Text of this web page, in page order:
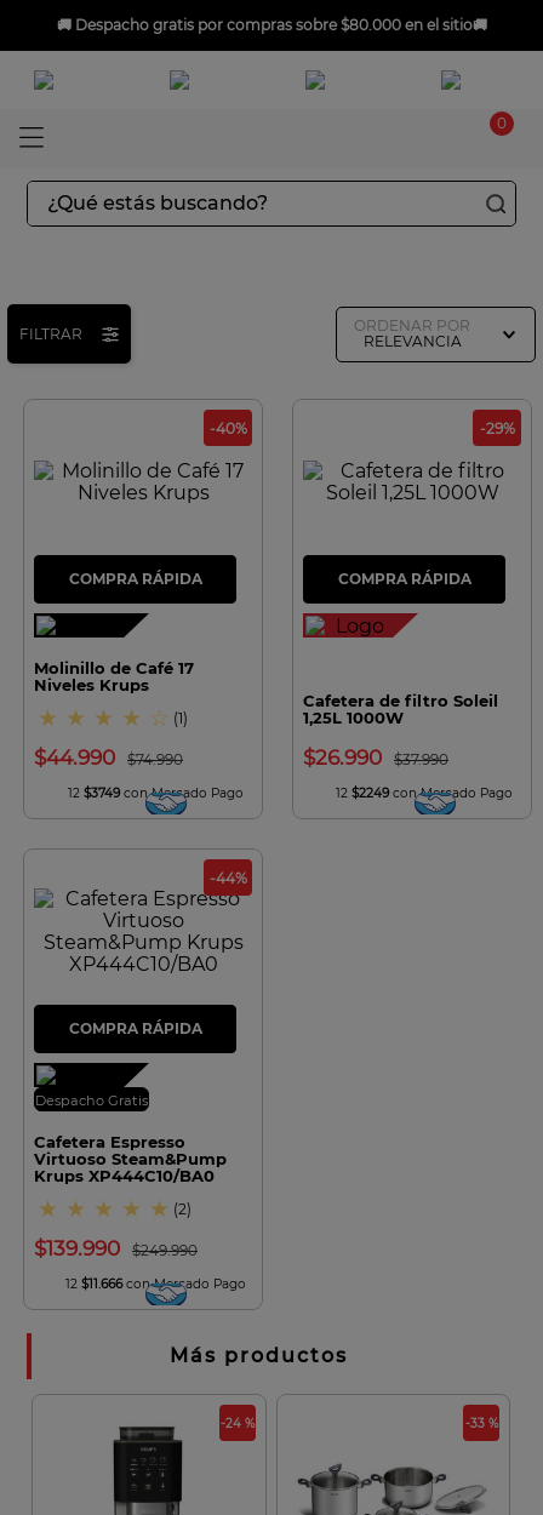
🚚 Despacho gratispor compras sobre $80.000 en el sitio🚚
0
¿Qué estás buscando?
FILTRAR
ORDENAR POR
RELEVANCIA
-40%
Molinillo de Café 17
Niveles Krups
★ ★ ★ ★ ☆ (1)
$74.990
$44.990
12 $3749 con Mercado Pago
-29%
Cafetera de filtro Soleil
1,25L 1000W
$37.990
$26.990
12 $2249 con Mercado Pago
-44%
Despacho Gratis
Cafetera Espresso
Virtuoso Steam&Pump
Krups XP444C10/BA0
★ ★ ★ ★ ★ (2)
$249.990
$139.990
12 $11.666 con Mercado Pago
Más productos
-24 % -33 %
2.
sarten
.
ollas
olla presión
bateria
9
sarten ceramica
10. excellence